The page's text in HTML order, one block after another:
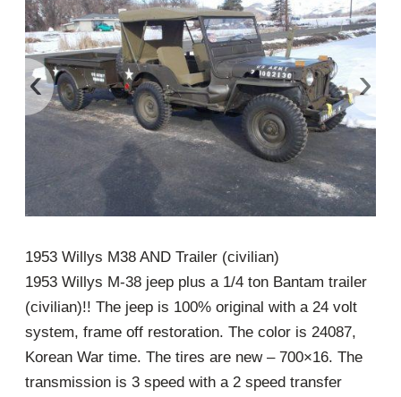
‹ ›
1953 Willys M38 AND Trailer (civilian)
1953 Willys M-38 jeep plus a 1/4 ton Bantam trailer
(civilian)!! The jeep is 100% original with a 24 volt
system, frame off restoration. The color is 24087,
Korean War time. The tires are new – 700×16. The
transmission is 3 speed with a 2 speed transfer